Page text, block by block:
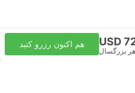
USD
هر بزرگسال
هم اکنون رزرو کنید